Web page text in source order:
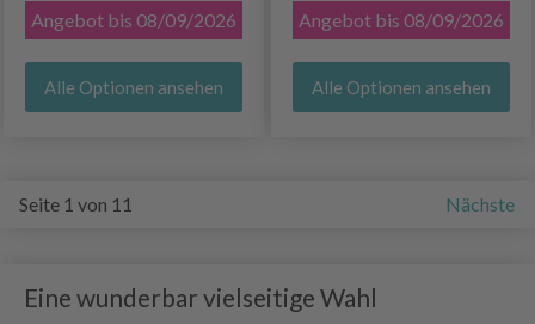
Angebot bis 08/09/2026
Alle Optionen ansehen
Angebot bis 08/09/2026
Alle Optionen ansehen
Seite 1 von 11 Nächste
Eine wunderbar vielseitige Wahl